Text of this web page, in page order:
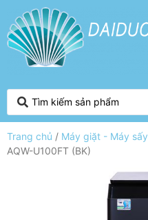
Trang chủ / Máy giặt - Máy sấy
AQW-U100FT (BK)